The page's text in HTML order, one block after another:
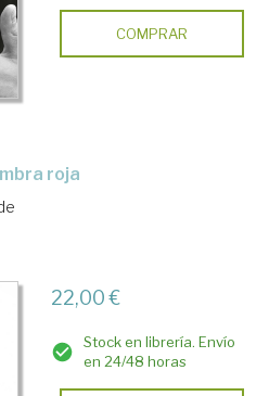
COMPRAR
roja
22,00 €
Stock en librería. Envío
en 24/48 horas